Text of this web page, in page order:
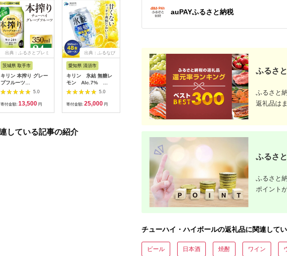
出典：ふるさとプレミ
茨城県 取手市
キリン 本搾り グレー
プフルーツ
350ml×24本|本搾り
チューハイ 茨城県 取
手市（ZC039）
5.0
寄付金額: 13,500 円
出典：ふるなび
愛知県 清須市
キリン 氷結 無糖レ
モン Alc.7%
350ml×48本(2ケース)
【1180961】
5.0
寄付金額: 25,000 円
愛知県 清須市
【ふるさと納税】キリ
ン 氷結 無糖レモン
Alc4% 350ml 1ケー
ス (24本) チューハ
イレモン
【1375226】
5.0
寄付金額:14,000
税
キリン 氷結
ZERO シチリア産レ
モン 350ml×48本(2
ケース)【1180963】
5.0
寄付金額:25,000円
【ふるさ
(隔月)】
ハイボー
288本 人
ハイボー
い 長崎県
寄付金額:
している記事の紹介
auPAYふるさと納税
ふるさ
ふるさと
返礼品は
ふるさ
ふるさと
ポイント
チューハイ・ハイボールの返礼品に関連して
ビール 日本酒 焼酎 ワイン